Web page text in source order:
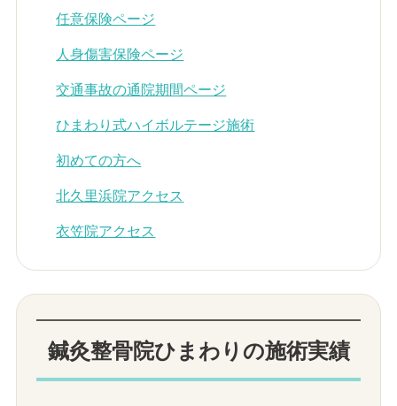
任意保険ページ
人身傷害保険ページ
交通事故の通院期間ページ
ひまわり式ハイボルテージ施術
初めての方へ
北久里浜院アクセス
衣笠院アクセス
鍼灸整骨院ひまわりの施術実績